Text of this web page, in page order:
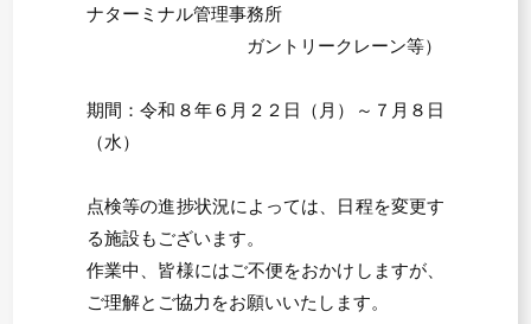
ナターミナル管理事務所
ガントリークレーン等）
期間：令和８年６月２２日（月）～７月８日
（水）
点検等の進捗状況によっては、日程を変更す
る施設もございます。
作業中、皆様にはご不便をおかけしますが、
ご理解とご協力をお願いいたします。